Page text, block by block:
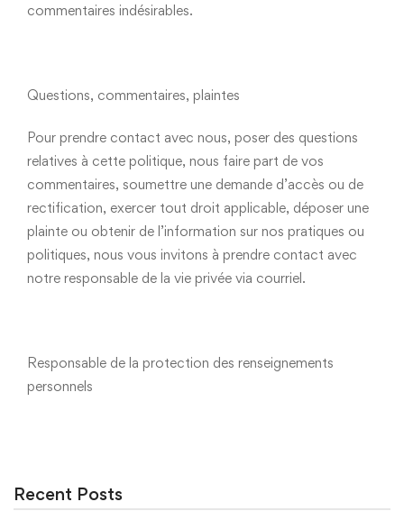
Recent Posts
commentaires indésirables.
Questions, commentaires, plaintes
Pour prendre contact avec nous, poser des questions
relatives à cette politique, nous faire part de vos
commentaires, soumettre une demande d’accès ou de
rectification, exercer tout droit applicable, déposer une
plainte ou obtenir de l’information sur nos pratiques ou
politiques, nous vous invitons à prendre contact avec
notre responsable de la vie privée via courriel.
Responsable de la protection des renseignements
personnels